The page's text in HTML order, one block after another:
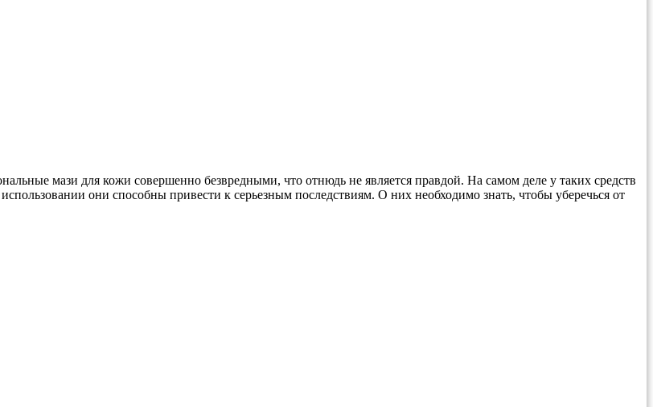
мази для кожи совершенно безвредными, что отнюдь не является правдой. На самом деле у таких средств
они способны привести к серьезным последствиям. О них необходимо знать, чтобы уберечься от